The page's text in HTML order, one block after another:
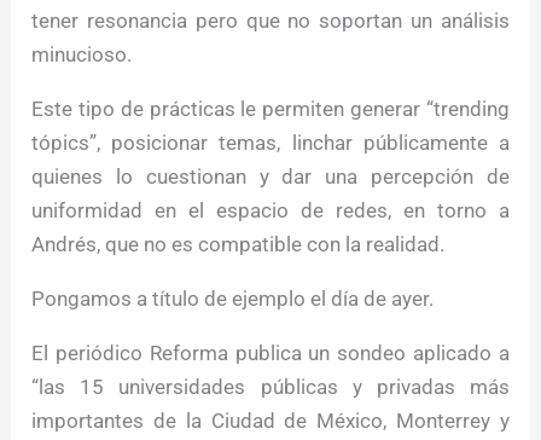
tener resonancia pero que no soportan un análisis
minucioso.
Este tipo de prácticas le permiten generar “trending
tópics”, posicionar temas, linchar públicamente a
quienes lo cuestionan y dar una percepción de
uniformidad en el espacio de redes, en torno a
Andrés, que no es compatible con la realidad.
Pongamos a título de ejemplo el día de ayer.
El periódico Reforma publica un sondeo aplicado a
“las 15 universidades públicas y privadas más
importantes de la Ciudad de México, Monterrey y